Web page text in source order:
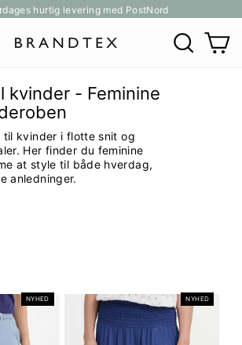
slideshow
hurtig levering med PostNord
SØG
kvinder - Feminine
til kvinder i flotte snit og
Her finder du feminine
at style til både hverdag,
anledninger.
NYHED NYHED